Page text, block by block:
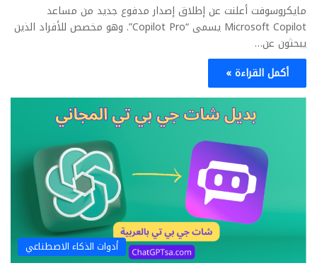
مايكروسوفت أعلنت عن إطلاق إصدار مدفوع جديد من مساعد
Microsoft Copilot يسمى “Copilot Pro”. وهو مخصص للأفراد الذين
يبحثون عن…
أكمل القراءة »
أدوات الذكاء الاصطناعي